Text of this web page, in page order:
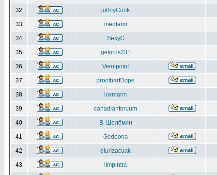
32 jo0nyCook
33 medfarm
34 SexyG
35 getorus231
36 Verolpoint
37 prootbarfDope
38 luxmann
39 canadianforuum
40 В. Шелёмин
41 Gedeona
42 diurizacuak
43 limpintra